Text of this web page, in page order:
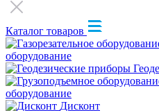
Каталог товаров
оборудование
оборудование
Дисконт